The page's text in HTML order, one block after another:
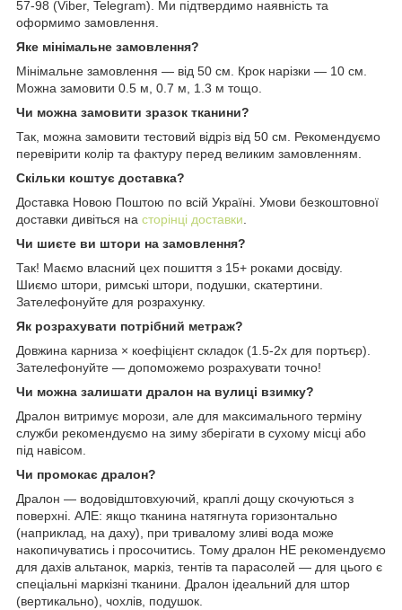
57-98 (Viber, Telegram). Ми підтвердимо наявність та
оформимо замовлення.
Яке мінімальне замовлення?
Мінімальне замовлення — від 50 см. Крок нарізки — 10 см.
Можна замовити 0.5 м, 0.7 м, 1.3 м тощо.
Чи можна замовити зразок тканини?
Так, можна замовити тестовий відріз від 50 см. Рекомендуємо
перевірити колір та фактуру перед великим замовленням.
Скільки коштує доставка?
Доставка Новою Поштою по всій Україні. Умови безкоштовної
доставки дивіться на сторінці доставки.
Чи шиєте ви штори на замовлення?
Так! Маємо власний цех пошиття з 15+ роками досвіду.
Шиємо штори, римські штори, подушки, скатертини.
Зателефонуйте для розрахунку.
Як розрахувати потрібний метраж?
Довжина карниза × коефіцієнт складок (1.5-2x для портьєр).
Зателефонуйте — допоможемо розрахувати точно!
Чи можна залишати дралон на вулиці взимку?
Дралон витримує морози, але для максимального терміну
служби рекомендуємо на зиму зберігати в сухому місці або
під навісом.
Чи промокає дралон?
Дралон — водовідштовхуючий, краплі дощу скочуються з
поверхні. АЛЕ: якщо тканина натягнута горизонтально
(наприклад, на даху), при тривалому зливі вода може
накопичуватись і просочитись. Тому дралон НЕ рекомендуємо
для дахів альтанок, маркіз, тентів та парасолей — для цього є
спеціальні маркізні тканини. Дралон ідеальний для штор
(вертикально), чохлів, подушок.